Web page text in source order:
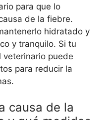
para que lo
de la fiebre.
hidratado y
y tranquilo. Si tu
puede
para reducir la
causa de la